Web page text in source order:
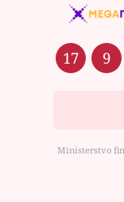
17 9
Ministerstvo